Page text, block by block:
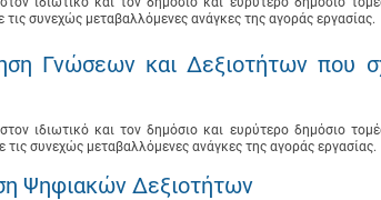
τις συνεχώς μεταβαλλόμενες ανάγκες της αγοράς εργασίας.
Γνώσεων και Δεξιοτήτων που
ιδιωτικό και τον δημόσιο και ευρύτερο δημόσιο
τις συνεχώς μεταβαλλόμενες ανάγκες της αγοράς εργασίας.
Ψηφιακών Δεξιοτήτων